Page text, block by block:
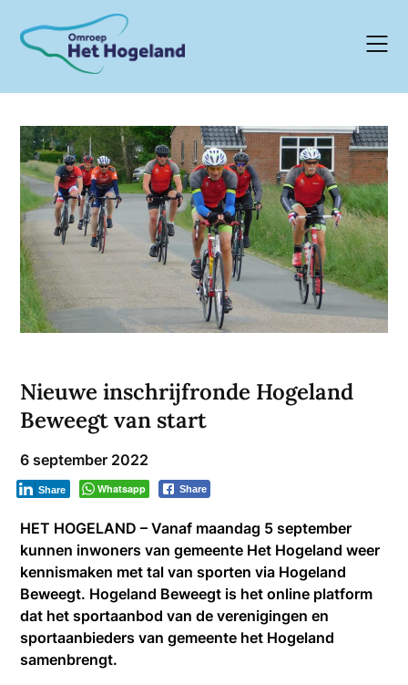
content
Nieuwe inschrijfronde Hogeland
Beweegt van start
6 september 2022
Whatsapp Share
Share
HET HOGELAND – Vanaf maandag 5 september
kunnen inwoners van gemeente Het Hogeland weer
kennismaken met tal van sporten via Hogeland
Beweegt. Hogeland Beweegt is het online platform
dat het sportaanbod van de verenigingen en
sportaanbieders van gemeente het Hogeland
samenbrengt.